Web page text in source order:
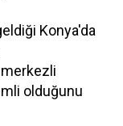
Konya'da
merkezli
olduğunu